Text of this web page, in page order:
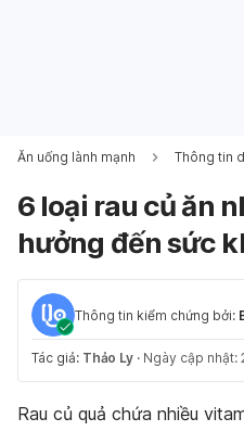
Ăn uống lành mạnh Thông tin
6 loại rau củ ăn
hưởng đến sức
Thông tin kiểm chứng bởi:
Tác giả: Thảo Ly · Ngày cập nhật:
Rau củ quả chứa nhiều